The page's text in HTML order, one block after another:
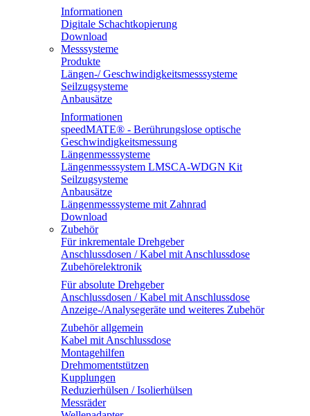
Informationen
Digitale Schachtkopierung
Download
Messsysteme
Produkte
Längen-/ Geschwindigkeitsmesssysteme
Seilzugsysteme
Anbausätze
Informationen
speedMATE® - Berührungslose optische
Geschwindigkeitsmessung
Längenmesssysteme
Längenmesssystem LMSCA-WDGN Kit
Seilzugsysteme
Anbausätze
Längenmesssysteme mit Zahnrad
Download
Zubehör
Für inkrementale Drehgeber
Anschlussdosen / Kabel mit Anschlussdose
Zubehörelektronik
Für absolute Drehgeber
Anschlussdosen / Kabel mit Anschlussdose
Anzeige-/Analysegeräte und weiteres Zubehör
Zubehör allgemein
Kabel mit Anschlussdose
Montagehilfen
Drehmomentstützen
Kupplungen
Reduzierhülsen / Isolierhülsen
Messräder